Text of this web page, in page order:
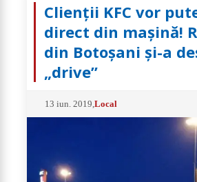
Clienții KFC vor
direct din mașină!
din Botoșani și-a
„drive”
13 iun. 2019 ,Local